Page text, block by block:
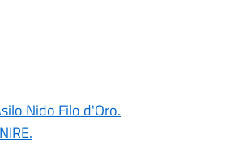
Nido Filo d'Oro.